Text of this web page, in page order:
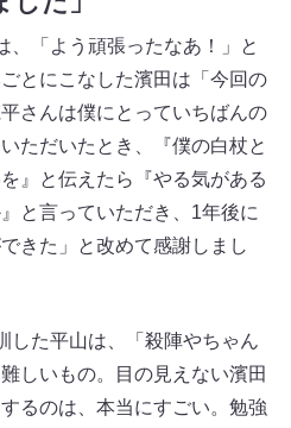
、「よう頑張ったなあ！」と
とにこなした濱田は「今回の
さんは僕にとっていちばんの
ただいたとき、『僕の白杖と
』と伝えたら『やる気がある
と言っていただき、1年後に
きた」と改めて感謝しまし
した平山は、「殺陣やちゃん
しいもの。目の見えない濱田
るのは、本当にすごい。勉強